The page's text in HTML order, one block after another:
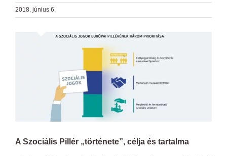
2018. június 6.
A Szociális Pillér „története”, célja és tartalma